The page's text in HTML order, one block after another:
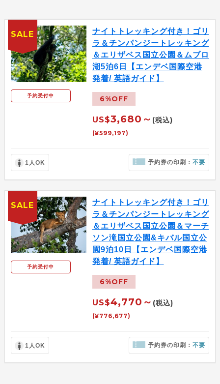
予約受付中
ナイトトレッキング付き！ゴリ
ラ＆チンパンジートレッキング
＆エリザベス国立公園＆ムブロ
湖5泊6日【エンデベ国際空港
発着/ 英語ガイド】
6%OFF
US$3,680～ (税込)
(¥599,197)
1人OK 予約券の印刷：不要
SALE
予約受付中
ナイトトレッキング付き！ゴリ
ラ＆チンパンジートレッキング
＆エリザベス国立公園＆マーチ
ソン滝国立公園&キバル国立公
園9泊10日【エンデベ国際空港
発着/ 英語ガイド】
6%OFF
US$4,770～ (税込)
(¥776,677)
1人OK 予約券の印刷：不要
SALE